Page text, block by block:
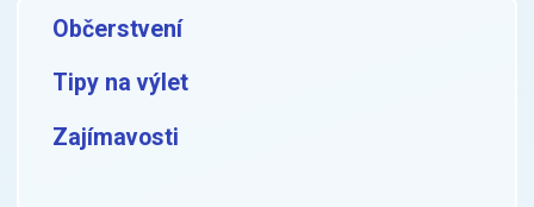
Občerstvení
Tipy na výlet
Zajímavosti